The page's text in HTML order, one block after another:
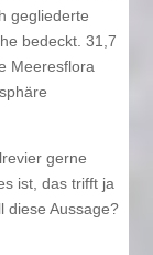
gegliederte
bedeckt. 31,7
Meeresflora
gerne
ist, das trifft ja
diese Aussage?